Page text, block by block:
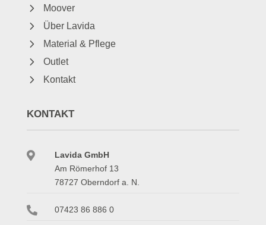
5 Moover
5 Über Lavida
5 Material & Pflege
5 Outlet
5 Kontakt
KONTAKT

Lavida GmbH
Am Römerhof 13
78727 Oberndorf a. N.
 07423 86 886 0